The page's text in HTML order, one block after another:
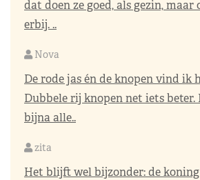
dat doen ze goed, als gezin, maar
erbij. ..
Nova
De rode jas én de knopen vind ik
Dubbele rij knopen net iets
bijna alle..
zita
Het blijft wel bijzonder: de